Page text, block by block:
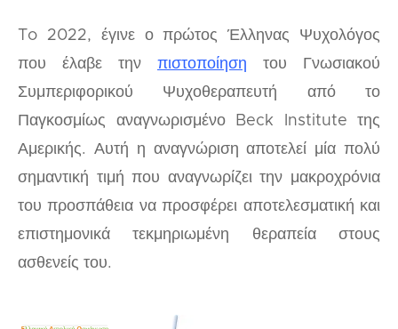
To 2022, έγινε ο πρώτος Έλληνας Ψυχολόγος
που έλαβε την πιστοποίηση του Γνωσιακού
Συμπεριφορικού Ψυχοθεραπευτή από το
Παγκοσμίως αναγνωρισμένο Beck Institute της
Αμερικής. Αυτή η αναγνώριση αποτελεί μία πολύ
σημαντική τιμή που αναγνωρίζει την μακροχρόνια
του προσπάθεια να προσφέρει αποτελεσματική και
επιστημονικά τεκμηριωμένη θεραπεία στους
ασθενείς του.